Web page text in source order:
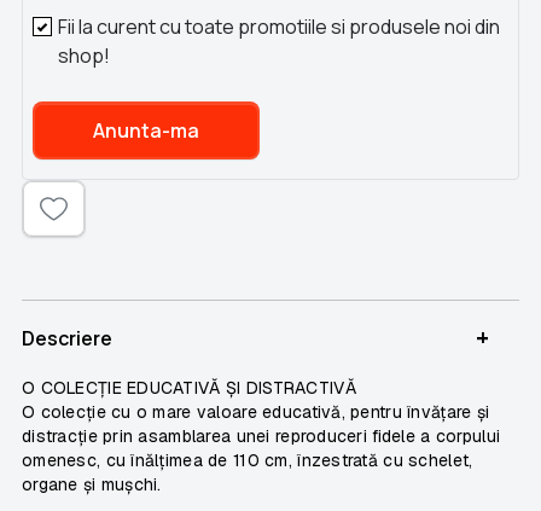
Fii la curent cu toate promotiile si produsele noi din
shop!
Anunta-ma
Descriere +
O COLECȚIE EDUCATIVĂ ȘI DISTRACTIVĂ
O colecție cu o mare valoare educativă, pentru învățare și
distracție prin asamblarea unei reproduceri fidele a corpului
omenesc, cu înălțimea de 110 cm, înzestrată cu schelet,
organe și mușchi.